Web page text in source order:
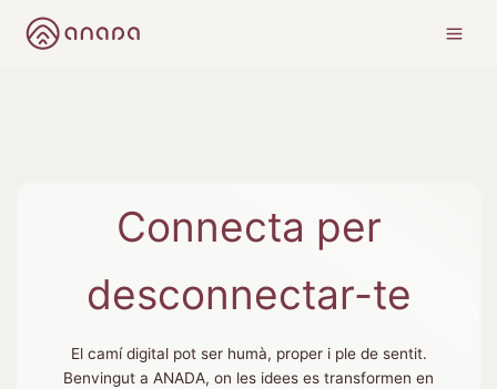
Connecta per
desconnectar-te
El camí digital pot ser humà, proper i ple de sentit.
Benvingut a ANADA, on les idees es transformen en